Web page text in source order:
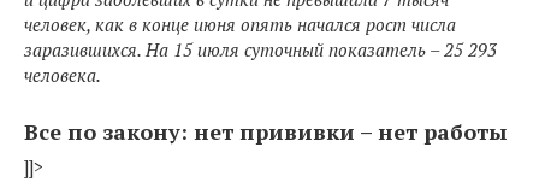
человек, как в конце июня опять начался рост числа
заразившихся. На 15 июля суточный показатель – 25 293
человека.
Все по закону: нет прививки – нет работы
]]>